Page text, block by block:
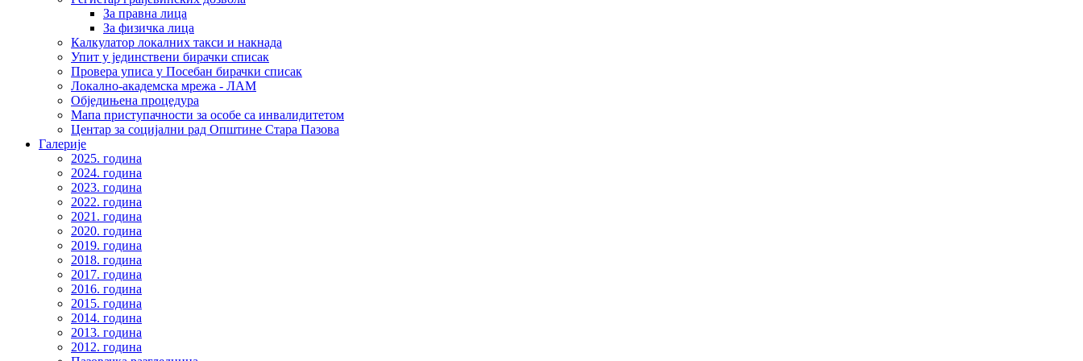
За правна лица
За физичка лица
Калкулатор локалних такси и накнада
Упит у јединствени бирачки списак
Провера уписа у Посебан бирачки списак
Локално-академска мрежа - ЛАМ
Обједињена процедура
Мапа приступачности за особе са инвалидитетом
Центар за социјални рад Општине Стара Пазова
Галерије
2025. година
2024. година
2023. година
2022. година
2021. година
2020. година
2019. година
2018. година
2017. година
2016. година
2015. година
2014. година
2013. година
2012. година